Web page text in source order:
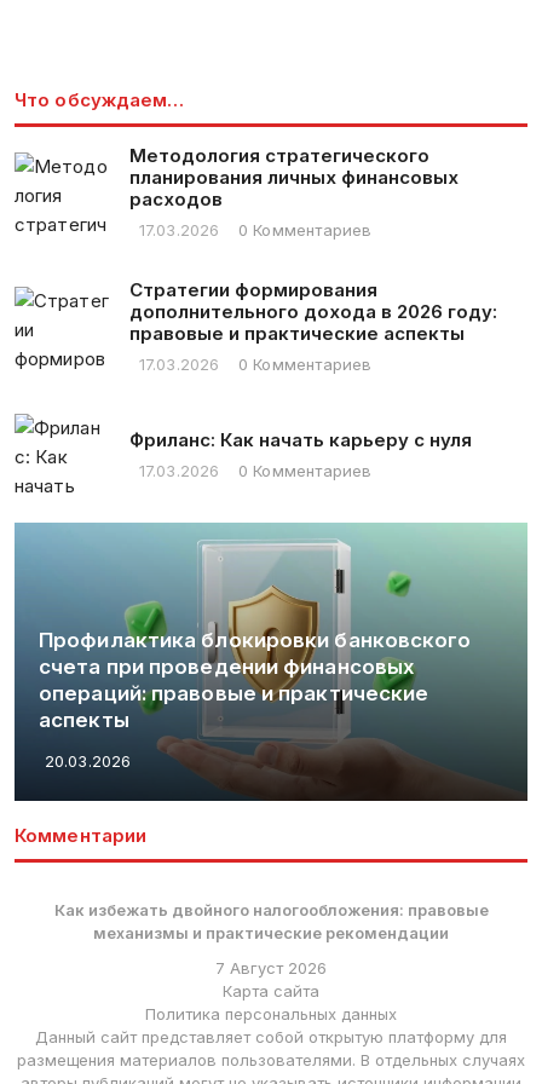
Что обсуждаем…
Методология стратегического
планирования личных финансовых
расходов
17.03.2026 0 Комментариев
Стратегии формирования
дополнительного дохода в 2026 году:
правовые и практические аспекты
17.03.2026 0 Комментариев
Фриланс: Как начать карьеру с нуля
17.03.2026 0 Комментариев
блокировки банковского
проведении финансовых
правовые и практические
Комментарии
Как избежать двойного налогообложения: правовые
механизмы и практические рекомендации
7 Август 2026
Карта сайта
Политика персональных данных
Данный сайт представляет собой открытую платформу для
размещения материалов пользователями. В отдельных случаях